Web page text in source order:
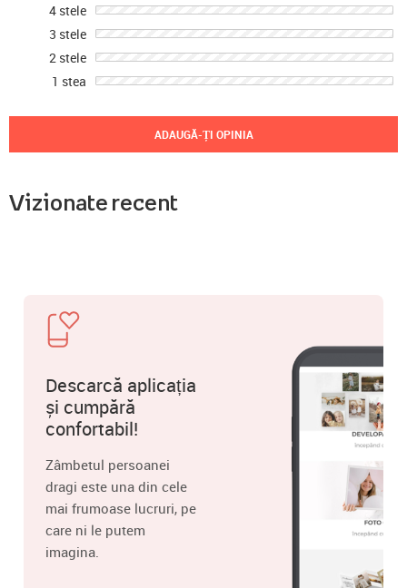
4 stele
3 stele
2 stele
1 stea
ADAUGĂ-ȚI OPINIA
Vizionate recent
Descarcă aplicația
și cumpără
confortabil!
Zâmbetul persoanei
dragi este una din cele
mai frumoase lucruri, pe
care ni le putem
imagina.